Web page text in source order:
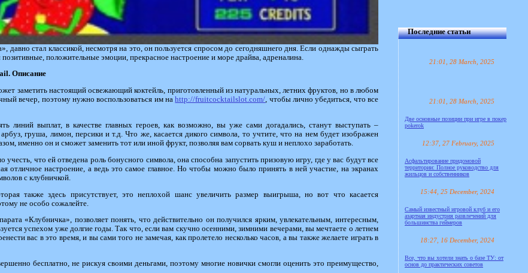
давно стал классикой, несмотря на это, он пользуется спросом до сегодняшнего дня. Если однажды сыграть
положительные эмоции, прекрасное настроение и море драйва, адреналина.
. Описание
заметить настоящий освежающий коктейль, приготовленный из натуральных, летних фруктов, но в любом
вечер, поэтому нужно воспользоваться им наhttp://fruitcocktailslot.com/, чтобы лично убедиться, что все
линий выплат, в качестве главных героев, как возможно, вы уже сами догадались, станут выступать –
груша, лимон, персики и т.д. Что же, касается дикого символа, то учтите, что на нем будет изображен
именно он и сможет заменить тот или иной фрукт, позволяя вам сорвать куш и неплохо заработать.
что ей отведена роль бонусного символа, она способна запустить призовую игру, где у вас будут все
отличное настроение, а ведь это самое главное. Но чтобы можно было принять в ней участие, на экранах
с клубничкой.
также здесь присутствует, это неплохой шанс увеличить размер выигрыша, но вот что касается
не особо сожалейте.
«Клубничка», позволяет понять, что действительно он получился ярким, увлекательным, интересным,
успехом уже долгие годы. Так что, если вам скучно осенними, зимними вечерами, вы мечтаете о летнем
вас в это время, и вы сами того не замечая, как пролетело несколько часов, а вы также желаете играть в
бесплатно, не рискуя своими деньгами, поэтому многие новички смогли оценить это преимущество,
Последние статьи
21:01, 28 March, 2025
21:01, 28 March, 2025
Две основные позиции при игре в покер
pokerok
12:37, 27 February, 2025
Асфальтирование придомовой
территории: Полное руководство для
жильцов и собственников
15:44, 25 December, 2024
Самый известный игровой клуб и его
азартная индустрия развлечений для
большинства геймеров
18:27, 16 December, 2024
Все, что вы хотели знать о базе ТУ: от
основ до практических советов